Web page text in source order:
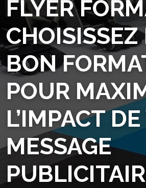
FLYER
CHOISISSEZ
BON
POUR
L’IMPACT
MESSAGE